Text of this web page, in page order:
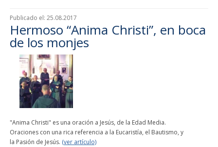
Publicado el: 25.08.2017
Hermoso “Anima Christi”, en boca
de los monjes
"Anima Christi" es una oración a Jesús, de la Edad Media.
Oraciones con una rica referencia a la Eucaristía, el Bautismo, y
la Pasión de Jesús. (ver artículo)